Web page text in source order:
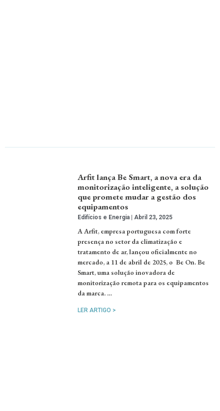
Arfit lança Be Smart, a nova era da
monitorização inteligente, a solução
que promete mudar a gestão dos
equipamentos
Edifícios e Energia Abril 23, 2025
A Arfit, empresa portuguesa com forte
presença no setor da climatização e
tratamento de ar, lançou oficialmente no
mercado, a 11 de abril de 2025, o Be On. Be
Smart, uma solução inovadora de
monitorização remota para os equipamentos
da marca. …
LER ARTIGO >